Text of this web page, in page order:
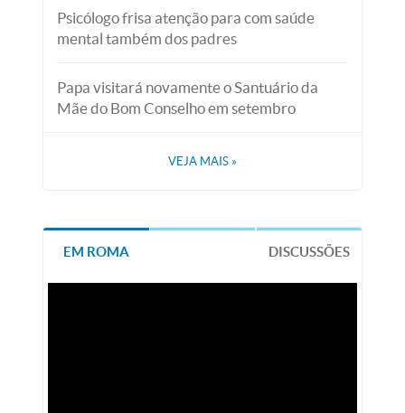
Psicólogo frisa atenção para com saúde
mental também dos padres
Papa visitará novamente o Santuário da
Mãe do Bom Conselho em setembro
VEJA MAIS »
EM ROMA DISCUSSÕES